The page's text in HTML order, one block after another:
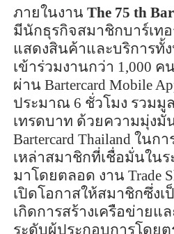
ภายในงาน The 75 th
มีนักธุรกิจสมาชิกบาร์เท
แสดงสินค้าและบริการทั้
เข้าร่วมงานกว่า 1,000
ผ่าน Bartercard Mobile
ประมาณ 6 ชั่วโมง รวมมู
เทรดบาท ด้วยความมุ่งมั่
Bartercard Thailand ในกา
เหล่าสมาชิกที่เชื่อมั่นใน
มาโดยตลอด งาน Trade
เปิดโอกาสให้สมาชิกซึ่งเ
เกิดการสร้างเครือข่ายแ
ระดับผู้ประกอบการโดยต